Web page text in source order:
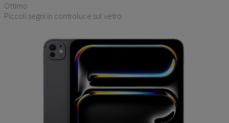
Ottimo
Piccoli segni in controluce sul vetro